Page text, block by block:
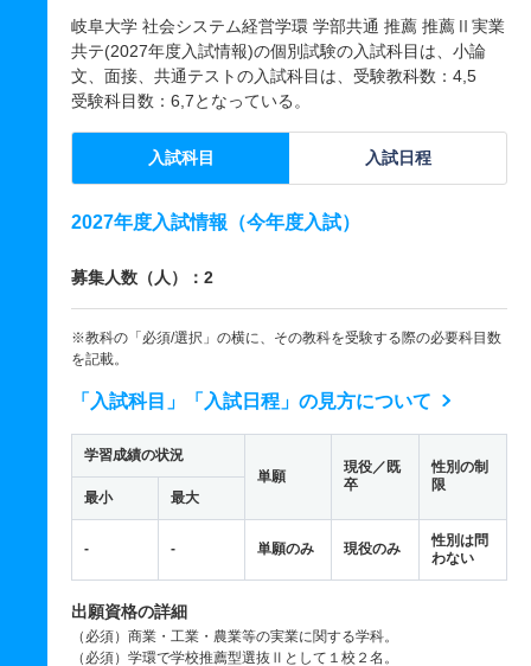
岐阜大学 社会システム経営学環 学部共通 推薦 推薦Ⅱ実業
共テ(2027年度入試情報)の個別試験の入試科目は、小論
文、面接、共通テストの入試科目は、受験教科数：4,5
受験科目数：6,7となっている。
入試科目 入試日程
2027年度入試情報（今年度入試）
募集人数（人）：2
※教科の「必須/選択」の横に、その教科を受験する際の必要科目数
を記載。
「入試科目」「入試日程」の見方について
学習成績の状況
単願
現役／既
卒
性別の制
限
最小 最大
- - 単願のみ 現役のみ
性別は問
わない
出願資格の詳細
（必須）商業・工業・農業等の実業に関する学科。
（必須）学環で学校推薦型選抜Ⅱとして１校２名。